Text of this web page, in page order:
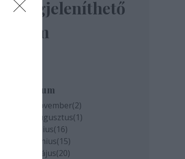
megjeleníthető
elem
Archívum
2020 november(2)
2020 augusztus(1)
2020 július(16)
2020 június(15)
2020 május(20)